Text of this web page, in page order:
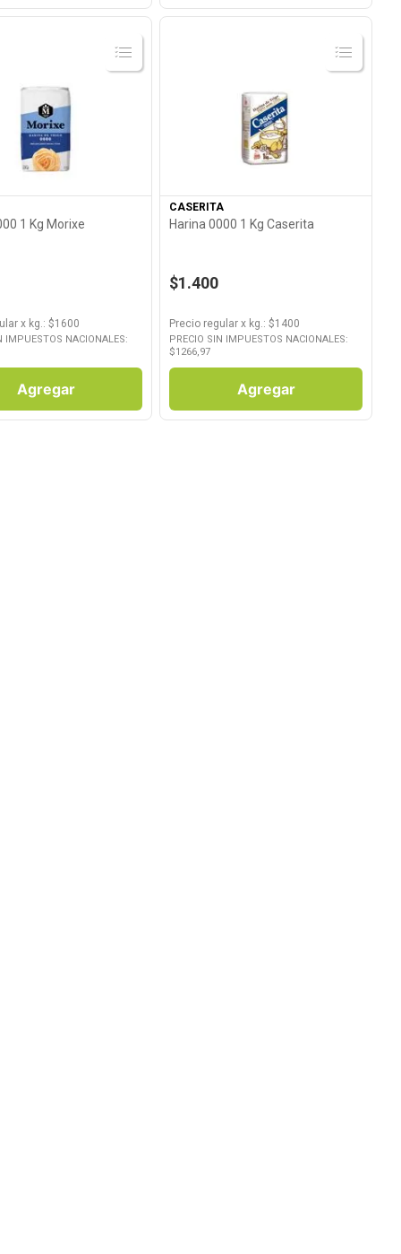
Ver Producto
1 Kg Morixe
x kg.: $1600
IMPUESTOS NACIONALES:
Agregar
Ver Producto
CASERITA
Harina 0000 1 Kg Caserita
$1.400
Precio regular x kg.: $1400
PRECIO SIN IMPUESTOS NACIONALES:
$1266,97
Agregar